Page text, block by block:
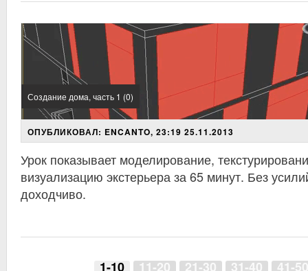
Создание дома, часть 1 (0)
ОПУБЛИКОВАЛ: ENCANTO, 23:19 25.11.2013
Урок показывает моделирование,
визуализацию экстерьера за 65 минут. Без
доходчиво.
1-10 11-20 21-30 31-40 41-50